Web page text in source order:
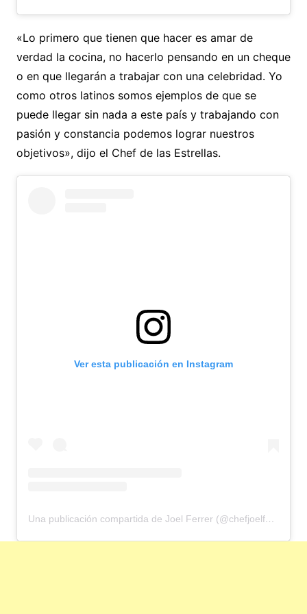
«Lo primero que tienen que hacer es amar de
verdad la cocina, no hacerlo pensando en un cheque
o en que llegarán a trabajar con una celebridad. Yo
como otros latinos somos ejemplos de que se
puede llegar sin nada a este país y trabajando con
pasión y constancia podemos lograr nuestros
objetivos», dijo el Chef de las Estrellas.
Ver esta publicación en Instagram
Una publicación compartida de Joel Ferrer (@chefjoelferrer44)